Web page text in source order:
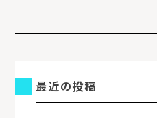
ン
最近の投稿